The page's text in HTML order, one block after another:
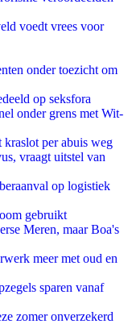
voedt vrees voor
onder toezicht om
op seksfora
onder grens met Wit-
per abuis weg
vraagt uitstel van
op logistiek
gebruikt
Meren, maar Boa's
meer met oud en
sparen vanaf
zomer onverzekerd